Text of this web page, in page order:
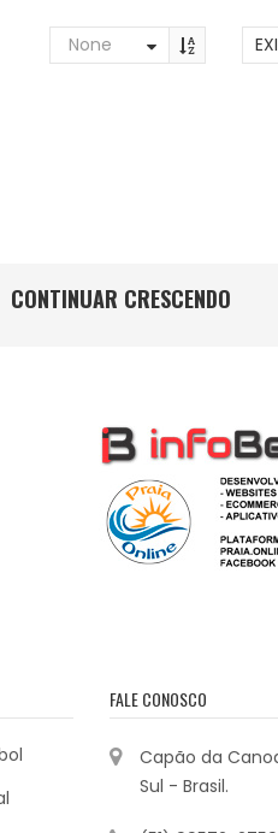
None
CONTINUAR CRESCENDO
FALE CONOSCO
Capão da
Sul - Brasil.